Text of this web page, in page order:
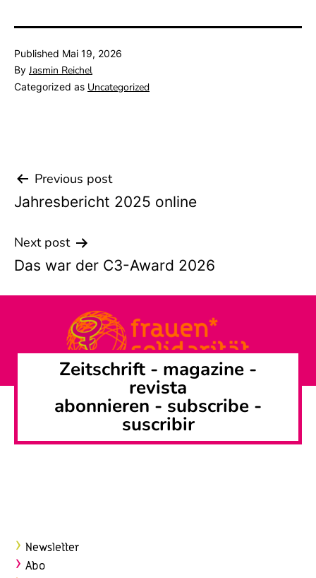
Published Mai 19, 2026
By Jasmin Reichel
Categorized as Uncategorized
Beitrags-
Navigation
Previous post
Jahresbericht 2025 online
Next post
Das war der C3-Award 2026
Zeitschrift - magazine -
revista
abonnieren - subscribe -
suscribir
Newsletter
Abo